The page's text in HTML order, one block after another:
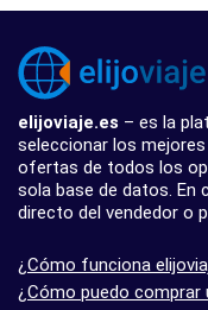
elijoviaje.es – es la
seleccionar los
ofertas de todos los
sola base de datos.
directo del vendedor o
¿Cómo funciona
¿Cómo puedo comprar